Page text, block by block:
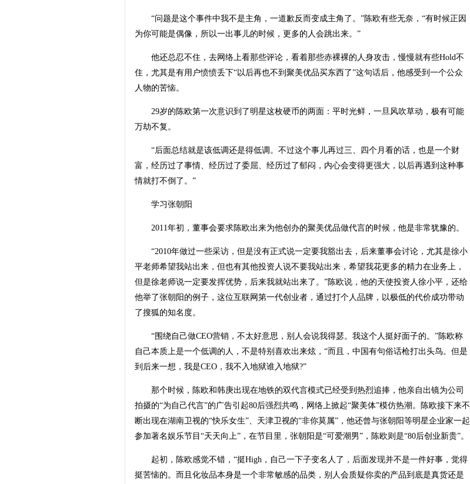
“问题是这个事件中我不是主角，一道歉反而变成主角了。”陈欧有些无奈，“有时候正因
为你可能是偶像，所以一出事儿的时候，更多的人会跳出来。”
他还总忍不住，去网络上看那些评论，看着那些赤裸裸的人身攻击，慢慢就有些Hold不
住，尤其是有用户愤愤丢下“以后再也不到聚美优品买东西了”这句话后，他感受到一个公众
人物的苦恼。
29岁的陈欧第一次意识到了明星这枚硬币的两面：平时光鲜，一旦风吹草动，极有可能
万劫不复。
“后面总结就是该低调还是得低调。不过这个事儿再过三、四个月看的话，也是一个财
富，经历过了事情、经历过了委屈、经历过了郁闷，内心会变得更强大，以后再遇到这种事
情就打不倒了。”
学习张朝阳
2011年初，董事会要求陈欧出来为他创办的聚美优品做代言的时候，他是非常犹豫的。
“2010年做过一些采访，但是没有正式说一定要我豁出去，后来董事会讨论，尤其是徐小
平老师希望我站出来，但也有其他投资人说不要我站出来，希望我花更多的精力在业务上，
但是徐老师说一定要发挥优势，后来我就站出来了。”陈欧说，他的天使投资人徐小平，还给
他举了张朝阳的例子，这位互联网第一代创业者，通过打个人品牌，以极低的代价成功带动
了搜狐的知名度。
“围绕自己做CEO营销，不太好意思，别人会说我得瑟。我这个人挺好面子的。”陈欧称
自己本质上是一个低调的人，不是特别喜欢出来炫，“而且，中国有句俗话枪打出头鸟。但是
到后来一想，我是CEO，我不入地狱谁入地狱?”
那个时候，陈欧和韩庚出现在地铁的双代言模式已经受到热烈追捧，他亲自出镜为公司
拍摄的“为自己代言”的广告引起80后强烈共鸣，网络上掀起“聚美体”模仿热潮。陈欧接下来不
断出现在湖南卫视的“快乐女生”、天津卫视的“非你莫属”，他还曾与张朝阳等明星企业家一起
参加著名娱乐节目“天天向上”，在节目里，张朝阳是“可爱潮男”，陈欧则是“80后创业新贵”。
起初，陈欧感觉不错，“挺High，自己一下子变名人了，后面发现并不是一件好事，觉得
挺苦恼的。而且化妆品本身是一个非常敏感的品类，别人会质疑你卖的产品到底是真货还是